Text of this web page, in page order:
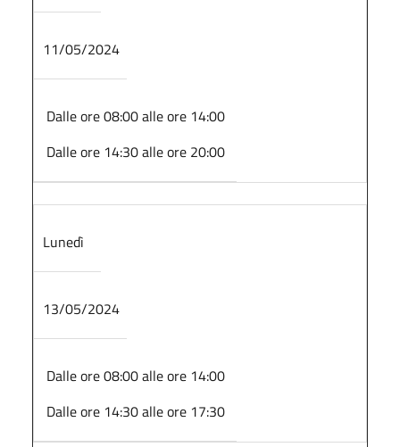
11/05/2024
Dalle ore 08:00 alle ore 14:00
Dalle ore 14:30 alle ore 20:00
Lunedì
13/05/2024
Dalle ore 08:00 alle ore 14:00
Dalle ore 14:30 alle ore 17:30